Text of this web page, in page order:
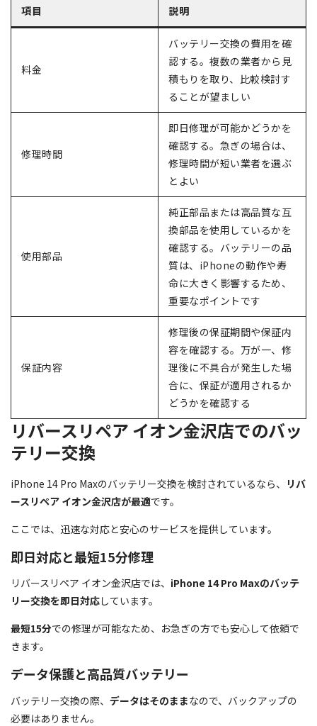
項目 説明
料金
バッテリー交換の費用を確
認する。複数の業者から見
積もりを取り、比較検討す
ることが望ましい
修理時間
即日修理が可能かどうかを
確認する。急ぎの場合は、
修理時間が短い業者を選ぶ
とよい
使用部品
純正部品または高品質な互
換部品を使用しているかを
確認する。バッテリーの品
質は、iPhoneの動作や寿
命に大きく影響するため、
重要なポイントです
保証内容
修理後の保証期間や保証内
容を確認する。万が一、修
理後に不具合が発生した場
合に、保証が適用されるか
どうかを確認する
リバースリペア イオン金沢店でのバッ
テリー交換
iPhone 14 Pro Maxのバッテリー交換を検討されているなら、
リバ
ースリペア イオン金沢店が最適です。
ここでは、迅速な対応と安心のサービスを提供しています。
即日対応と最短15分修理
リバースリペア イオン金沢店では、 iPhone 14 Pro Maxのバッテ
リー交換を即日対応しています。
最短15分での修理が可能なため、お急ぎの方でも安心して依頼で
きます。
データ保護と高品質バッテリー
バッテリー交換の際、 データはそのままなので、バックアップの
必要はありません。